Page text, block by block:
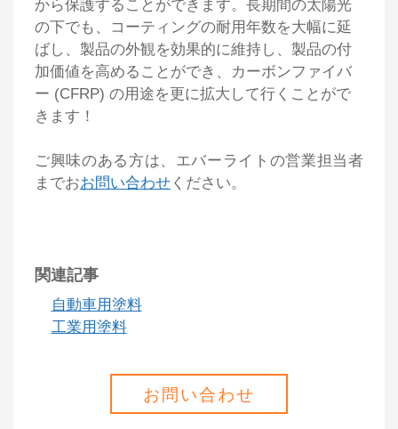
から保護することができます。長期間の太陽光
の下でも、コーティングの耐用年数を大幅に延
ばし、製品の外観を効果的に維持し、製品の付
加価値を高めることができ、カーボンファイバ
ー (CFRP) の用途を更に拡大して行くことがで
きます！
ご興味のある方は、エバーライトの営業担当者
までおお問い合わせ ください。
関連記事
自動車用塗料
工業用塗料
お問い合わせ